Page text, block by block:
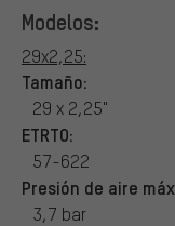
Modelos:
29x2,25:
Tamaño:
29 x 2,25"
ETRTO:
57-622
Presión de aire
3,7 bar